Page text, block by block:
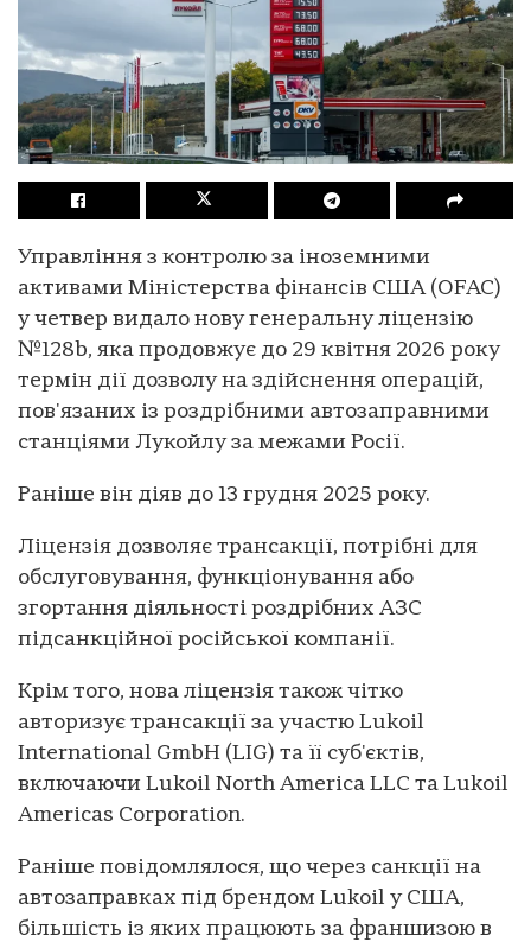
Управління з контролю за іноземними
активами Міністерства фінансів США (OFAC)
у четвер видало нову генеральну ліцензію
№128b, яка продовжує до 29 квітня 2026 року
термін дії дозволу на здійснення операцій,
пов'язаних із роздрібними автозаправними
станціями Лукойлу за межами Росії.
Раніше він діяв до 13 грудня 2025 року.
Ліцензія дозволяє трансакції, потрібні для
обслуговування, функціонування або
згортання діяльності роздрібних АЗС
підсанкційної російської компанії.
Крім того, нова ліцензія також чітко
авторизує трансакції за участю Lukoil
International GmbH (LIG) та її суб'єктів,
включаючи Lukoil North America LLC та Lukoil
Americas Corporation.
Раніше повідомлялося, що через санкції на
автозаправках під брендом Lukoil у США,
більшість із яких працюють за франшизою в